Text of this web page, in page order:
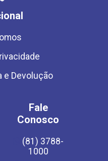
e Devolução
Fale
Conosco
(81) 3788-
1000